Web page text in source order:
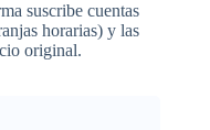
suscribe cuentas
horarias) y las
original.